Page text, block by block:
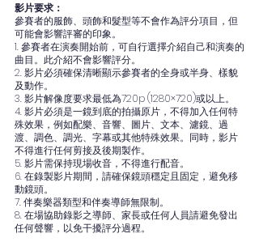
影片要求：
參賽者的服飾、頭飾和髮型等不會作為評分項目，但
可能會影響評審的印象。
1. 參賽者在演奏開始前，可自行選擇介紹自己和演奏的
曲目。此介紹不會影響評分。
2. 影片必須確保清晰顯示參賽者的全身或半身、樣貌
及動作。
3. 影片解像度要求最低為720p (1280×720)或以上。
4. 影片必須是一鏡到底的拍攝原片，不得加入任何特
殊效果，例如配樂、音響、圖片、文本、濾鏡、過
渡、調色、調光、字幕或其他特殊效果。同時，影片
不得進行任何剪接及後期製作。
5. 影片需保持現場收音，不得進行配音。
6. 在錄製影片期間，請確保鏡頭穩定且固定，避免移
動鏡頭。
7. 伴奏樂器類型和伴奏導師無限制。
8. 在場協助錄影之導師、家長或任何人員請避免發出
任何聲響，以免干擾評分過程。